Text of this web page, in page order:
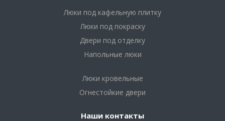
Люки под кафельную плитку
Люки под покраску
Двери под отделку
Напольные люки
Люки кровельные
Огнестойкие двери
Наши контакты